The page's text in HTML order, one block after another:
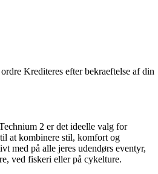
Krediteres efter bekraeftelse af din
2 er det ideelle valg for
at kombinere stil, komfort og
med på alle jeres udendørs eventyr,
ved fiskeri eller på cykelture.